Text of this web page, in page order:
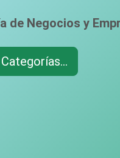
de Negocios y